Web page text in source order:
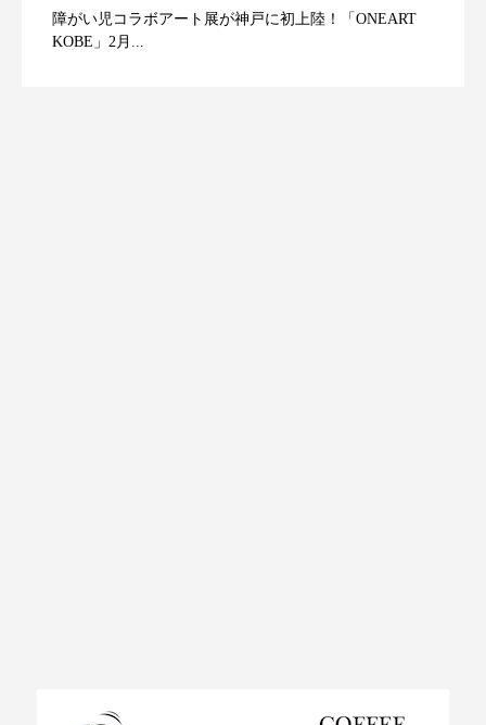
障がい児コラボアート展が神戸に初上陸！「ONEART
KOBE」2月...